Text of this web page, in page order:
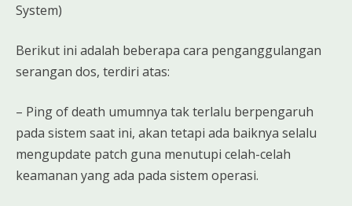
System)
Berikut ini adalah beberapa cara penganggulangan
serangan dos, terdiri atas:
– Ping of death umumnya tak terlalu berpengaruh
pada sistem saat ini, akan tetapi ada baiknya selalu
mengupdate patch guna menutupi celah-celah
keamanan yang ada pada sistem operasi.